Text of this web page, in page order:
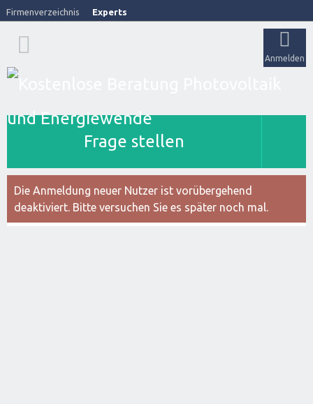
Firmenverzeichnis Experts
Anmelden
Frage stellen
Die Anmeldung neuer Nutzer ist vorübergehend
deaktiviert. Bitte versuchen Sie es später noch mal.